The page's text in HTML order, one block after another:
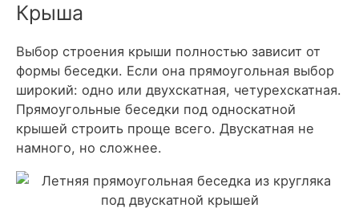
Крыша
Выбор строения крыши полностью зависит от
формы беседки. Если она прямоугольная выбор
широкий: одно или двухскатная, четурехскатная.
Прямоугольные беседки под односкатной
крышей строить проще всего. Двускатная не
намного, но сложнее.